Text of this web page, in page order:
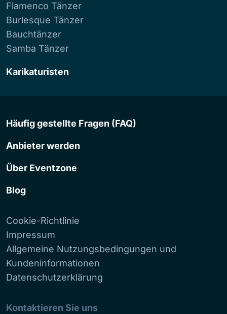
Flamenco Tänzer
Burlesque Tänzer
Bauchtänzer
Samba Tänzer
Karikaturisten
Häufig gestellte Fragen (FAQ)
Anbieter werden
Über Eventzone
Blog
Cookie-Richtlinie
Impressum
Allgemeine Nutzungsbedingungen und
Kundeninformationen
Datenschutzerklärung
Kontaktieren Sie uns